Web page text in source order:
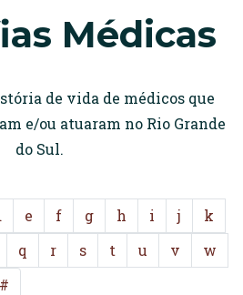
Médicas
de vida de médicos que
e/ou atuaram no Rio Grande
do Sul.
e f g h i j
k
q r s t u v
w
#